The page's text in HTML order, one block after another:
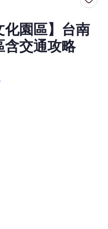
化園區】台南
含交通攻略